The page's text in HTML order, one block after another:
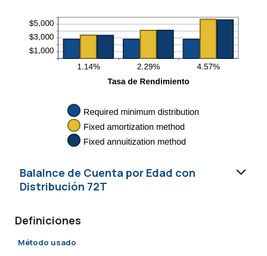
Balalnce de Cuenta por Edad con
Distribución 72T
Definiciones
Método usado